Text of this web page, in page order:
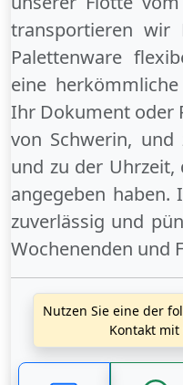
transportieren wir
Palettenware
eine
Ihr Dokument oder
von Schwerin, und
und zu der Uhrzeit,
angegeben haben.
zuverlässig und
Wochenenden und
Nutzen Sie eine der
Kontakt